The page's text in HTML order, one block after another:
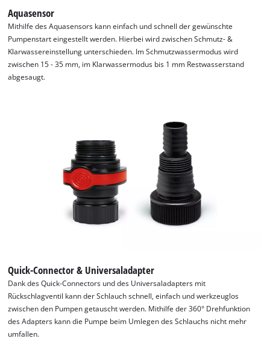
This content is not permitted to load due
to trackers that are not disclosed to the
visitor. The website owner needs to setup
the site with their CMP to add this content
to the list of technologies used.
Powered byUsercentrics Consent
Management Platform
Aquasensor
Mithilfe des Aquasensors kann einfach und schnell der gewünschte
Pumpenstart eingestellt werden. Hierbei wird zwischen Schmutz- &
Klarwassereinstellung unterschieden. Im Schmutzwassermodus wird
zwischen 15 - 35 mm, im Klarwassermodus bis 1 mm Restwasserstand
abgesaugt.
Quick-Connector & Universaladapter
Dank des Quick-Connectors und des Universaladapters mit
Rückschlagventil kann der Schlauch schnell, einfach und werkzeuglos
zwischen den Pumpen getauscht werden. Mithilfe der 360° Drehfunktion
des Adapters kann die Pumpe beim Umlegen des Schlauchs nicht mehr
umfallen.